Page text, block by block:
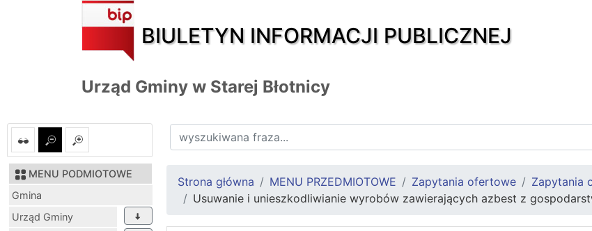
BIULETYN INFORMACJI PUBLICZNEJ
Urząd Gminy w Starej Błotnicy
MENU PODMIOTOWE
Gmina
Urząd Gminy
Strona główna MENU PRZEDMIOTOWE Zapytania ofertowe
Zapytania
Usuwanie i unieszkodliwianie wyrobów zawierających azbest z